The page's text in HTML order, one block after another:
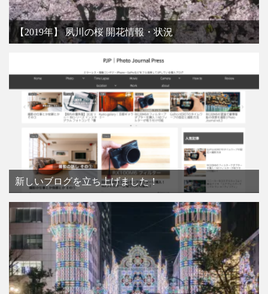
【2019年】 夙川の桜 開花情報・状況
新しいブログを立ち上げました！